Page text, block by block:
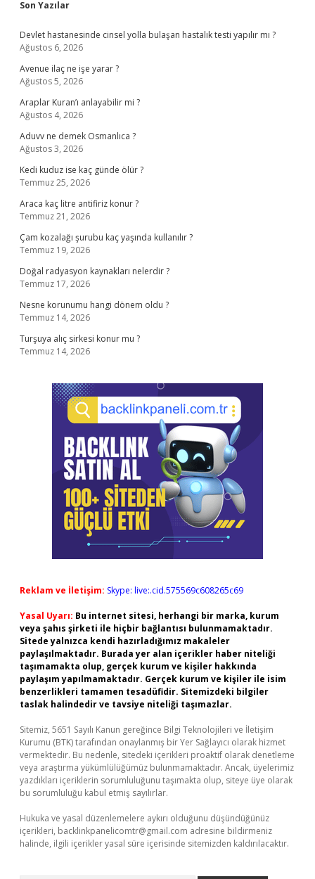
Sidebar
Son Yazılar
Devlet hastanesinde cinsel yolla bulaşan hastalık testi yapılır mı ?
Ağustos 6, 2026
Avenue ilaç ne işe yarar ?
Ağustos 5, 2026
Araplar Kuran’ı anlayabilir mi ?
Ağustos 4, 2026
Aduvv ne demek Osmanlıca ?
Ağustos 3, 2026
Kedi kuduz ise kaç günde ölür ?
Temmuz 25, 2026
Araca kaç litre antifiriz konur ?
Temmuz 21, 2026
Çam kozalağı şurubu kaç yaşında kullanılır ?
Temmuz 19, 2026
Doğal radyasyon kaynakları nelerdir ?
Temmuz 17, 2026
Nesne korunumu hangi dönem oldu ?
Temmuz 14, 2026
Turşuya alıç sirkesi konur mu ?
Temmuz 14, 2026
Reklam ve İletişim: Skype: live:.cid.575569c608265c69
Yasal Uyarı: Bu internet sitesi, herhangi bir marka, kurum
veya şahıs şirketi ile hiçbir bağlantısı bulunmamaktadır.
Sitede yalnızca kendi hazırladığımız makaleler
paylaşılmaktadır. Burada yer alan içerikler haber niteliği
taşımamakta olup, gerçek kurum ve kişiler hakkında
paylaşım yapılmamaktadır. Gerçek kurum ve kişiler ile isim
benzerlikleri tamamen tesadüfidir. Sitemizdeki bilgiler
taslak halindedir ve tavsiye niteliği taşımazlar.
Sitemiz, 5651 Sayılı Kanun gereğince Bilgi Teknolojileri ve İletişim
Kurumu (BTK) tarafından onaylanmış bir Yer Sağlayıcı olarak hizmet
vermektedir. Bu nedenle, sitedeki içerikleri proaktif olarak denetleme
veya araştırma yükümlülüğümüz bulunmamaktadır. Ancak, üyelerimiz
yazdıkları içeriklerin sorumluluğunu taşımakta olup, siteye üye olarak
bu sorumluluğu kabul etmiş sayılırlar.
Hukuka ve yasal düzenlemelere aykırı olduğunu düşündüğünüz
içerikleri, backlinkpanelicomtr@gmail.com adresine bildirmeniz
halinde, ilgili içerikler yasal süre içerisinde sitemizden kaldırılacaktır.